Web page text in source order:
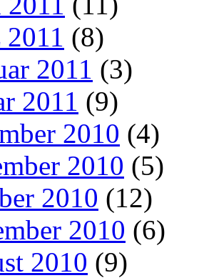
(8)
2011 (3)
2011 (9)
2010 (4)
2010 (5)
2010 (12)
2010 (6)
2010 (9)